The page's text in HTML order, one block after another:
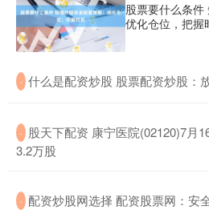
股票要什么条件
优化仓位，把握
· 什么是配资炒股 股票配资炒股：
· 股天下配资 康宁医院(02120)7月
3.2万股
· 配资炒股网选择 配资股票网：安